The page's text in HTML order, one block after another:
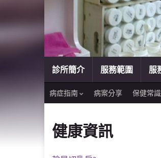
診所簡介 服務範圍 服
病症指南 病案分享 保健常識
健康資訊